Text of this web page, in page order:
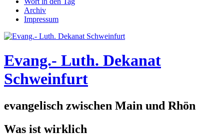
Archiv
Impressum
Evang.- Luth. Dekanat
Schweinfurt
evangelisch zwischen Main und Rhön
Was ist wirklich